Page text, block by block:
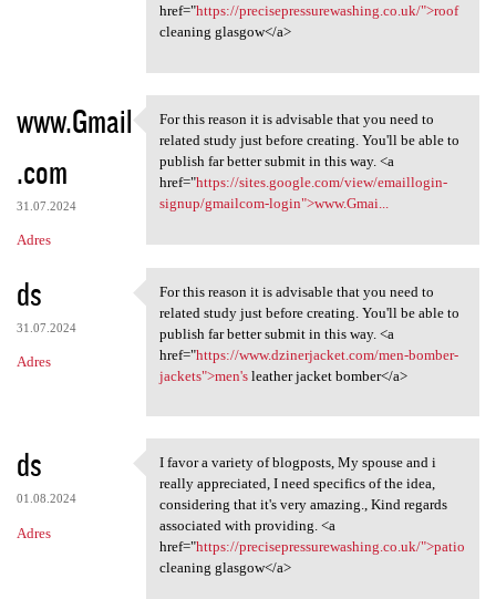
href="https://precisepressurewashing.co.uk/">roof
cleaning glasgow</a>
www.Gmail
.com
31.07.2024
Adres
For this reason it is
For this reason it is advisable that you need to
related study just before creating. You'll be able to
publish far better submit in this way. <a
href="https://sites.google.com/view/emaillogin-
signup/gmailcom-login">www.Gmai...
ds
31.07.2024
Adres
For this reason it is
For this reason it is advisable that you need to
related study just before creating. You'll be able to
publish far better submit in this way. <a
href="https://www.dzinerjacket.com/men-bomber-
jackets">men'sleather jacket bomber</a>
ds
01.08.2024
Adres
I favor a variety of
I favor a variety of blogposts, My spouse and i
really appreciated, I need specifics of the idea,
considering that it's very amazing., Kind regards
associated with providing. <a
href="https://precisepressurewashing.co.uk/">patio
cleaning glasgow</a>